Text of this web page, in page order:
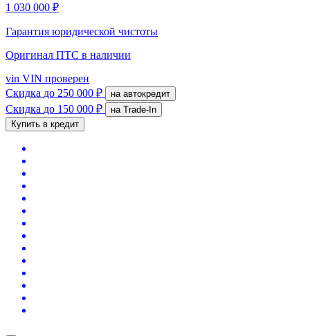
1 030 000 ₽
Гарантия юридической чистоты
Оригинал ПТС в наличии
vin VIN проверен
Скидка до 250 000 ₽ на автокредит
Скидка до 150 000 ₽
на Trade-In
Купить в кредит